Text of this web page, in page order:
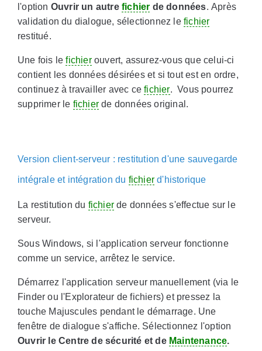
l'option Ouvrir un autre fichier de données. Après
validation du dialogue, sélectionnez le fichier
restitué.
Une fois lefichierouvert, assurez-vous que celui-ci
contient les données désirées et si tout est en ordre,
continuez à travailler avec cefichier. Vous pourrez
supprimer le fichierde données original.
Version client-serveur : restitution d'une sauvegarde
intégrale et intégration du fichierd'historique
La restitution du fichierde données s'effectue sur le
serveur.
Sous Windows, si l'application serveur fonctionne
comme un service, arrêtez le service.
Démarrez l'application serveur manuellement (via le
Finder ou l'Explorateur de fichiers) et pressez la
touche Majuscules pendant le démarrage. Une
fenêtre de dialogue s'affiche. Sélectionnez l'option
Ouvrir le Centre de sécurité et de Maintenance.